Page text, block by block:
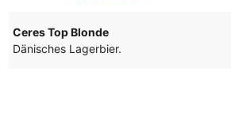
Ceres Top Blonde
Dänisches Lagerbier.